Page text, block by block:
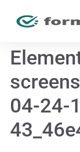
04-24-